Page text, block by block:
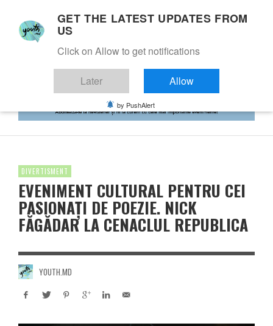
DIVERTISMENT
EVENIMENT CULTURAL PENTRU CEI
PASIONAȚI DE POEZIE. NICK
FĂGĂDAR LA CENACLUL REPUBLICA
YOUTH.MD
GET THE LATEST UPDATES FROM
US
Click on Allow to get notifications
Later Allow
by PushAlert